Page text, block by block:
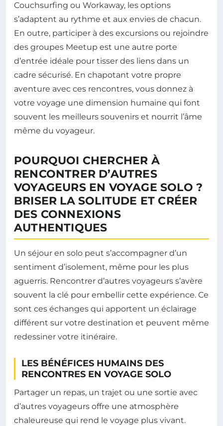
Couchsurfing ou Workaway, les options
s’adaptent au rythme et aux envies de chacun.
En outre, participer à des excursions ou rejoindre
des groupes Meetup est une autre porte
d’entrée idéale pour tisser des liens dans un
cadre sécurisé. En chapotant votre propre
aventure avec ces rencontres, vous donnez à
votre voyage une dimension humaine qui font
souvent les meilleurs souvenirs et nourrit l’âme
même du voyageur.
POURQUOI CHERCHER À
RENCONTRER D’AUTRES
VOYAGEURS EN VOYAGE SOLO ?
BRISER LA SOLITUDE ET CRÉER
DES CONNEXIONS
AUTHENTIQUES
Un séjour en solo peut s’accompagner d’un
sentiment d’isolement, même pour les plus
aguerris. Rencontrer d’autres voyageurs s’avère
souvent la clé pour embellir cette expérience. Ce
sont ces échanges qui apportent un éclairage
différent sur votre destination et peuvent même
redessiner votre itinéraire.
LES BÉNÉFICES HUMAINS DES
RENCONTRES EN VOYAGE SOLO
Partager un repas, un trajet ou une sortie avec
d’autres voyageurs offre une atmosphère
chaleureuse qui rend le voyage plus vivant.